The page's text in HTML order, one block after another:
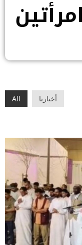
All أخبارنا